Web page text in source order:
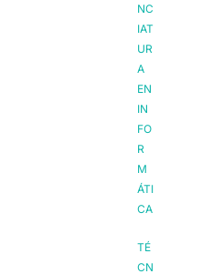
NC
IAT
UR
A
EN
IN
FO
R
M
ÁTI
CA
TÉ
CN